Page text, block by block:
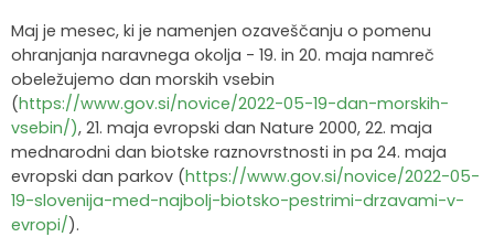
Maj je mesec, ki je namenjen ozaveščanju o pomenu
ohranjanja naravnega okolja - 19. in 20. maja namreč
obeležujemo dan morskih vsebin
(https://www.gov.si/novice/2022-05-19-dan-morskih-
vsebin/), 21. maja evropski dan Nature 2000, 22. maja
mednarodni dan biotske raznovrstnosti in pa 24. maja
evropski dan parkov (https://www.gov.si/novice/2022-05-
19-slovenija-med-najbolj-biotsko-pestrimi-drzavami-v-
evropi/).